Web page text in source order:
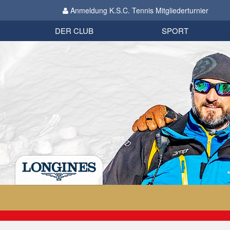
Anmeldung K.S.C. Tennis Mitgliederturnier
DER CLUB
Organisation
SPORT
Biathlon
Datenschutzverordnung 2018
Impressum